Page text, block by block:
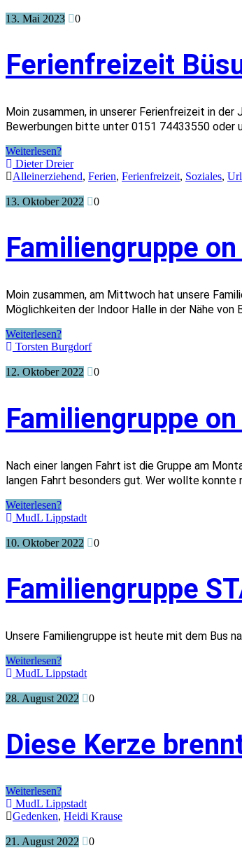
13. Mai 2023 0
Ferienfreizeit
Moin zusammen, in unserer Ferienfreizeit in
Bewerbungen bitte unter 0151 74433550 oder
Weiterlesen?
Dieter Dreier
Alleinerziehend, Ferien, Ferienfreizeit, Soziales,
13. Oktober 2022 0
Familiengruppe
Moin zusammen, am Mittwoch hat unsere
Möglichkeiten der Indoor Halle in der Nähe von
Weiterlesen?
Torsten Burgdorf
12. Oktober 2022 0
Familiengruppe
Nach einer langen Fahrt ist die Gruppe am
langen Fahrt besonders gut. Wer wollte konnte
Weiterlesen?
MudL Lippstadt
10. Oktober 2022 0
Familiengruppe
Unsere Familiengruppe ist heute mit dem Bus
Weiterlesen?
MudL Lippstadt
28. August 2022 0
Diese Kerze
Weiterlesen?
MudL Lippstadt
Gedenken, Heidi Krause
21. August 2022 0